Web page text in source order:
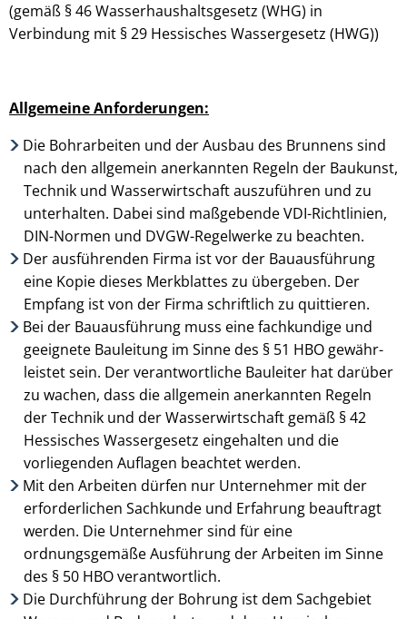
(gemäß § 46 Wasserhaus­halts­gesetz (WHG) in
Verbindung mit § 29 Hessisches Wasser­gesetz (HWG))
Allgemeine Anforderungen:
Die Bohrarbeiten und der Ausbau des Brunnens sind
nach den allgemein anerkannten Regeln der Baukunst,
Technik und Wasserwirtschaft auszuführen und zu
unterhalten. Dabei sind maß­gebende VDI-Richtlinien,
DIN-Normen und DVGW-Regelwerke zu beachten.
Der ausführenden Firma ist vor der Bauausführung
eine Kopie dieses Merkblattes zu übergeben. Der
Empfang ist von der Firma schriftlich zu quittieren.
Bei der Bauausführung muss eine fachkundige und
geeignete Bauleitung im Sinne des § 51 HBO gewähr­
leistet sein. Der verantwortliche Bauleiter hat darüber
zu wachen, dass die allgemein anerkannten Regeln
der Technik und der Wasserwirtschaft gemäß § 42
Hessisches Wassergesetz eingehalten und die
vorliegenden Auf­lagen beachtet werden.
Mit den Arbeiten dürfen nur Unternehmer mit der
erforderlichen Sachkunde und Erfahrung beauftragt
werden. Die Unternehmer sind für eine
ordnungsgemäße Ausführung der Arbeiten im Sinne
des § 50 HBO verant­wort­lich.
Die Durchführung der Bohrung ist dem Sachgebiet